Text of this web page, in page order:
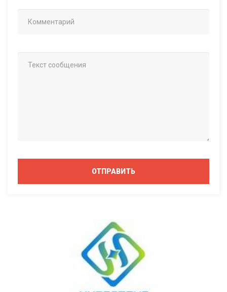
ОТПРАВИТЬ